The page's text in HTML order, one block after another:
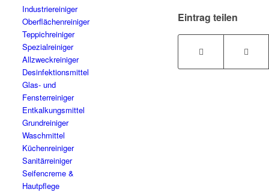
Industriereiniger
Oberflächenreiniger
Teppichreiniger
Spezialreiniger
Allzweckreiniger
Desinfektionsmittel
Glas- und
Fensterreiniger
Entkalkungsmittel
Grundreiniger
Waschmittel
Küchenreiniger
Sanitärreiniger
Seifencreme &
Hautpflege
Eintrag teilen